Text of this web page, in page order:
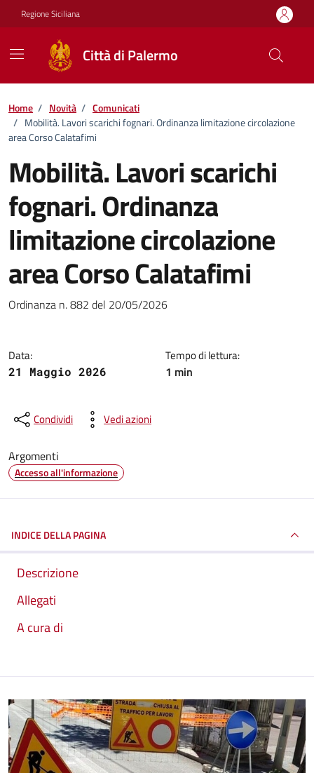
Vai ai contenuti
Vai al footer
Regione Siciliana
Città di Palermo
Home / Novità / Comunicati
/ Mobilità. Lavori scarichi fognari. Ordinanza limitazione circolazione
area Corso Calatafimi
Mobilità. Lavori scarichi
fognari. Ordinanza
limitazione circolazione
area Corso Calatafimi
Dettagli della notizia
Ordinanza n. 882 del 20/05/2026
Data:
21 Maggio 2026
Tempo di lettura:
1 min
Condividi Vedi azioni
Argomenti
Accesso all'informazione
INDICE DELLA PAGINA
Descrizione
Allegati
A cura di